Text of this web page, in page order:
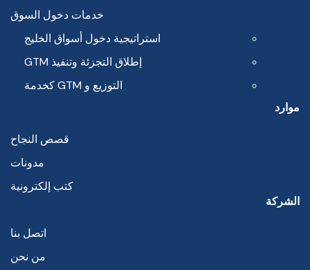
خدمات دخول السوق
استراتيجية دخول أسواق الخليج
إطلاق التجزئة وتنفيذ GTM
التوزيع و GTM كخدمة
موارد
قصص النجاح
مدونات
كتب إلكترونية
الشركة
اتصل بنا
من نحن